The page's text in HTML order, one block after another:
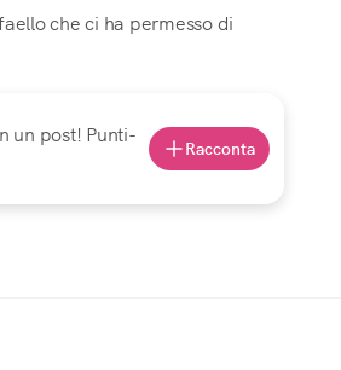
che ci ha permesso di
un post! Punti-
Racconta